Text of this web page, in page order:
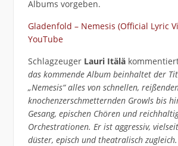
Albums vorgeben.
Gladenfold – Nemesis (Official Lyric
YouTube
Schlagzeuger Lauri Itälä
das kommende Album beinhaltet der
„Nemesis“ alles von schnellen,
knochenzerschmetternden Growls bis
Gesang, epischen Chören und
Orchestrationen. Er ist aggressiv,
düster, episch und theatralisch